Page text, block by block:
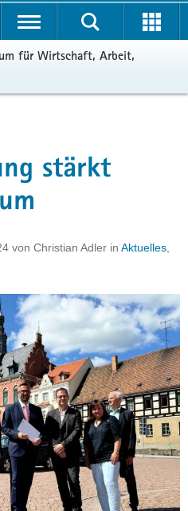
für Wirtschaft, Arbeit,
stärkt
von Christian Adler in Aktuelles